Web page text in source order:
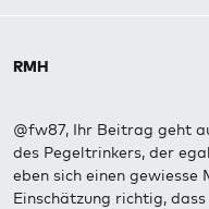
RMH
@fw87, Ihr Beitrag geht
des Pegeltrinkers, der
eben sich einen gewiesse
Einschätzung richtig,